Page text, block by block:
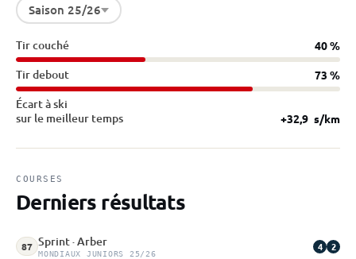
Saison 25/26
Tir couché 40 %
Tir debout 73 %
Écart à ski
sur le meilleur temps
+32,9 s/km
COURSES
Derniers résultats
87 Sprint · Arber
MONDIAUX JUNIORS 25/26
4 2